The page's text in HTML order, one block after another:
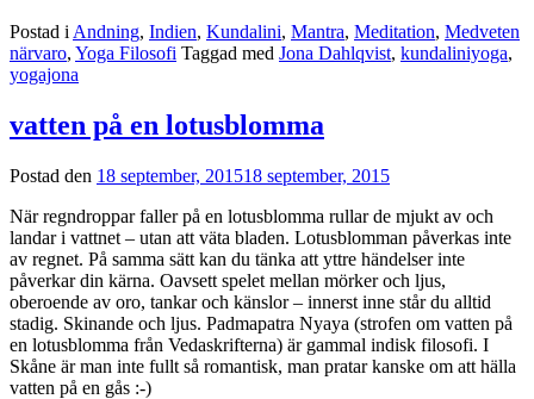
Postad i Andning, Indien, Kundalini, Mantra, Meditation, Medveten
närvaro, Yoga Filosofi Taggad med Jona Dahlqvist, kundaliniyoga,
yogajona
vatten på en lotusblomma
Postad den 18 september, 201518 september, 2015
När regndroppar faller på en lotusblomma rullar de mjukt av och
landar i vattnet – utan att väta bladen. Lotusblomman påverkas inte
av regnet. På samma sätt kan du tänka att yttre händelser inte
påverkar din kärna. Oavsett spelet mellan mörker och ljus,
oberoende av oro, tankar och känslor – innerst inne står du alltid
stadig. Skinande och ljus. Padmapatra Nyaya (strofen om vatten på
en lotusblomma från Vedaskrifterna) är gammal indisk filosofi. I
Skåne är man inte fullt så romantisk, man pratar kanske om att hälla
vatten på en gås :-)